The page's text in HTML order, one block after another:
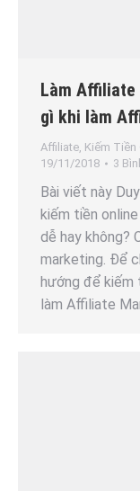
Làm Affiliate
gì khi làm
Affiliate, Kiếm Tiền
19/11/2018
3
Bài viết này
kiếm tiền
dễ hay không?
marketing. Để
hướng để
làm Affiliate